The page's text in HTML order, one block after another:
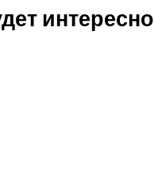
интересно